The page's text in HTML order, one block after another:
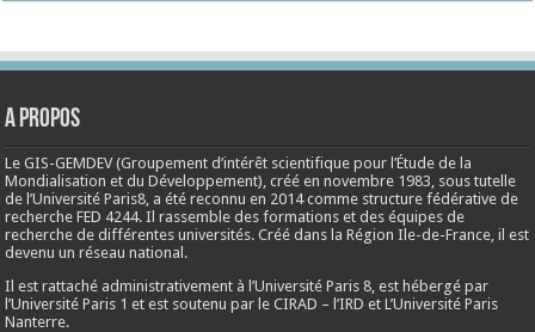
A propos
Le GIS-GEMDEV (Groupement d’intérêt scientifique pour l’Étude de la
Mondialisation et du Développement), créé ennovembre 1983 , sous tutelle
de l’Université Paris8, a été reconnu en 2014 comme structure fédérative de
recherche FED 4244. Il rassemble des formations et des équipes de
recherche de différentes universités. Créé dans la Région Ile-de-France, il est
devenu un réseau national.
Il est rattaché administrativement à l’Université Paris 8, est hébergé par
l’Université Paris 1 et est soutenu par le CIRAD – l’IRD et L’Université Paris
Nanterre.